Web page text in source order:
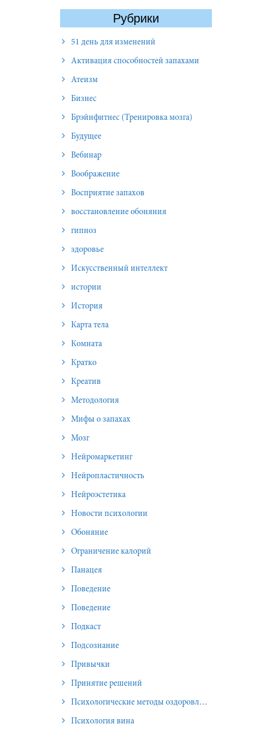
Рубрики
51 день для изменений
Активация способностей запахами
Атеизм
Бизнес
Брэйнфитнес (Тренировка мозга)
Будущее
Вебинар
Воображение
Восприятие запахов
восстановление обоняния
гипноз
здоровье
Искусственный интеллект
истории
История
Карта тела
Комната
Кратко
Креатив
Методология
Мифы о запахах
Мозг
Нейромаркетинг
Нейропластичность
Нейроэстетика
Новости психологии
Обоняние
Ограничение калорий
Панацея
Поведение
Поведение
Подкаст
Подсознание
Привычки
Принятие решений
Психологические методы оздоровления и омоложения
Психология вина